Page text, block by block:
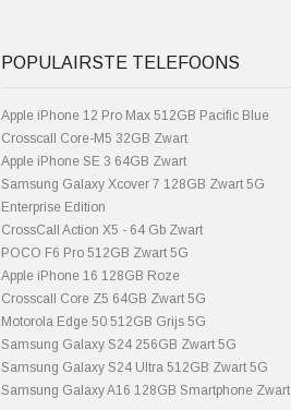
POPULAIRSTE TELEFOONS
Apple iPhone 12 Pro Max 512GB Pacific Blue
Crosscall Core-M5 32GB Zwart
Apple iPhone SE 3 64GB Zwart
Samsung Galaxy Xcover 7 128GB Zwart 5G
Enterprise Edition
CrossCall Action X5 - 64 Gb Zwart
POCO F6 Pro 512GB Zwart 5G
Apple iPhone 16 128GB Roze
Crosscall Core Z5 64GB Zwart 5G
Motorola Edge 50 512GB Grijs 5G
Samsung Galaxy S24 256GB Zwart 5G
Samsung Galaxy S24 Ultra 512GB Zwart 5G
Samsung Galaxy A16 128GB Smartphone Zwart